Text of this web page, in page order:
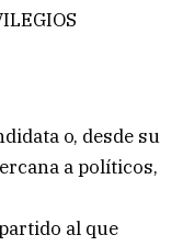
o, desde su
a políticos,
al que